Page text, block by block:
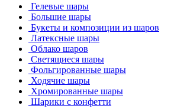
Гелевые шары
Большие шары
Букеты и композиции из шаров
Латексные шары
Облако шаров
Светящиеся шары
Фольгированные шары
Ходячие шары
Хромированные шары
Шарики с конфетти